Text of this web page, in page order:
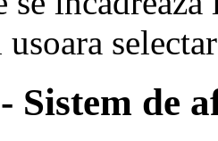
Sistem de